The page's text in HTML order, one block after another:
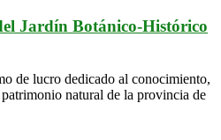
Jardín Botánico-Histórico
de lucro dedicado al conocimiento,
natural de la provincia de